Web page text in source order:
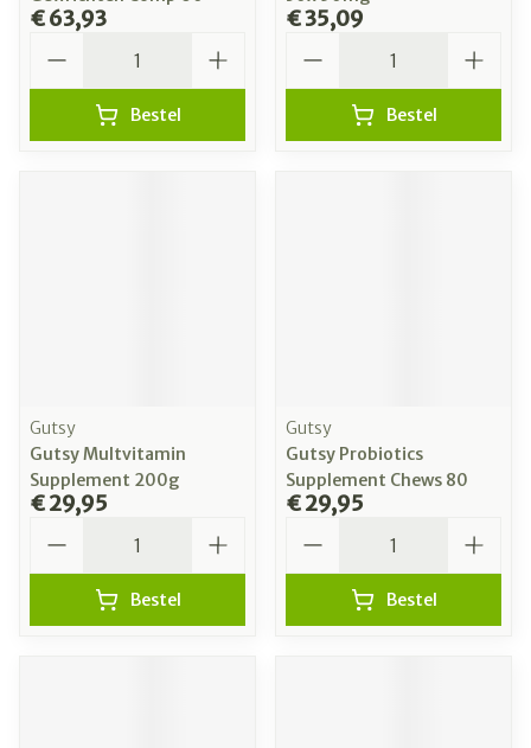
€ 63,93
Bestel
€ 35,09
Bestel
Gutsy
Gutsy Multvitamin
Supplement 200g
€ 29,95
Bestel
Gutsy
Gutsy Probiotics
Supplement Chews 80
€ 29,95
Bestel